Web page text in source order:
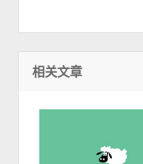
相关文章